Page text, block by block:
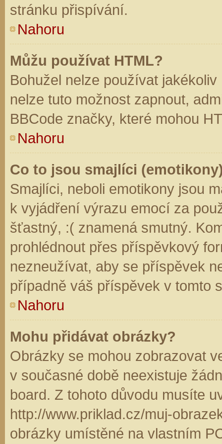
stránku přispívání.
Nahoru
Můžu používat HTML?
Bohužel nelze používat
nelze tuto možnost zapnout,
BBCode značky, které mohou
Nahoru
Co to jsou smajlíci
Smajlíci, neboli emotikony jsou
k vyjádření výrazu emocí za
šťastný, :( znamená smutný.
prohlédnout přes příspěvkový
nezneužívat, aby se příspěvek
případně váš příspěvek v tomto
Nahoru
Mohu přidávat obrázky?
Obrázky se mohou zobrazovat
v současné době neexistuje
board. Z tohoto důvodu musíte
http://www.priklad.cz/muj-
obrázky umístěné na vlastním